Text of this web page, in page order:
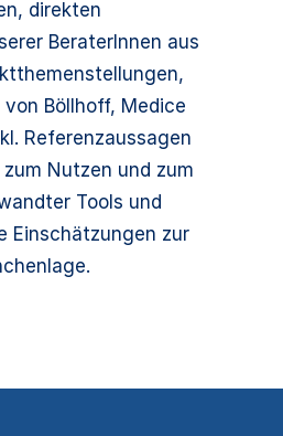
direkten
BeraterInnen aus
von Böllhoff, Medice
Referenzaussagen
Nutzen und zum
Tools und
Einschätzungen zur